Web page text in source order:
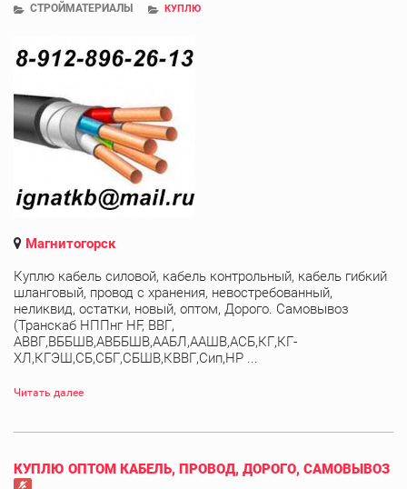
СТРОЙМАТЕРИАЛЫ КУПЛЮ
Магнитогорск
Куплю кабель силовой, кабель контрольный, кабель гибкий
шланговый, провод с хранения, невостребованный,
неликвид, остатки, новый, оптом, Дорого. Самовывоз
(Транскаб НППнг HF, ВВГ,
АВВГ,ВББШВ,АВББШВ,ААБЛ,ААШВ,АСБ,КГ,КГ-
ХЛ,КГЭШ,СБ,СБГ,СБШВ,КВВГ,Сип,НР ...
Читать далее
КУПЛЮ ОПТОМ КАБЕЛЬ, ПРОВОД, ДОРОГО, САМОВЫВОЗ